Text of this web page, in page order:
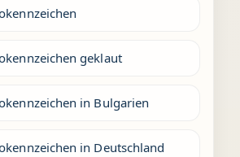
geklaut
in Bulgarien
in Deutschland